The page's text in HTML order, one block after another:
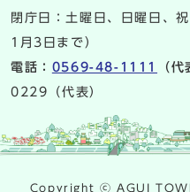
閉庁日：土曜日、日曜日、
1月3日まで）
電話： 0569-48-1111 （代
0229（代表）
Copyright ⓒ AGUI